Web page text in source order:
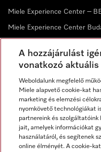
Miele Experience Center –
Miele Experience Center
Hírlevél
A hozzájárulást
vonatkozó aktuális
Weboldalunk megfelelő
Miele alapvető cookie-kat
marketing és elemzési
nyomkövető technológiákat
partnereink és
jait, amelyek információkat
használatáról, és segítenek
online élményét. A cookie-